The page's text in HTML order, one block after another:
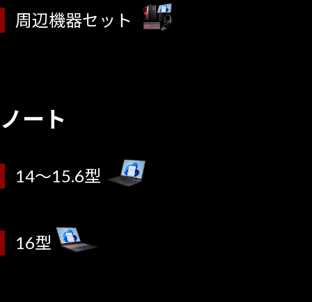
周辺機器セット
ノート
14～15.6型
16型